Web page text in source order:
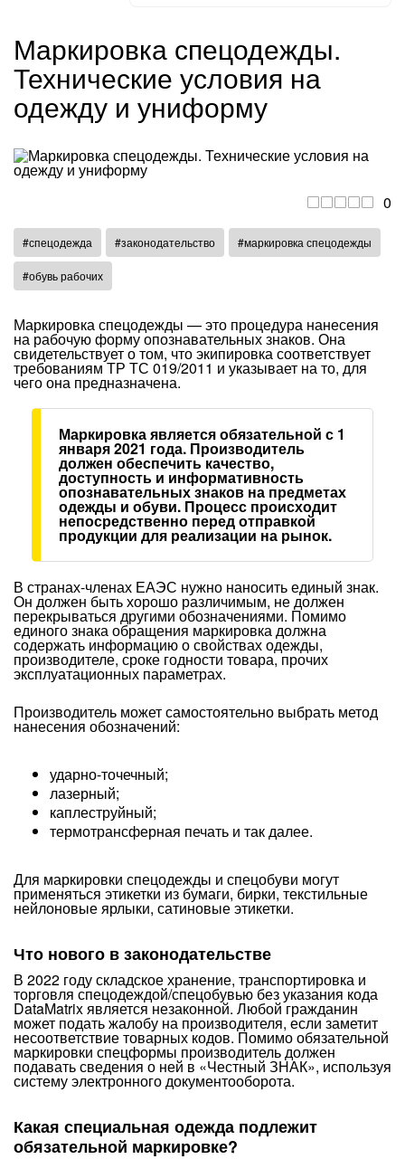
Маркировка спецодежды.
Технические условия на
одежду и униформу
0
#спецодежда #законодательство #маркировка спецодежды
#обувь рабочих
Маркировка спецодежды — это процедура нанесения
на рабочую форму опознавательных знаков. Она
свидетельствует о том, что экипировка соответствует
требованиям ТР ТС 019/2011 и указывает на то, для
чего она предназначена.
Маркировка является обязательной с 1
января 2021 года. Производитель
должен обеспечить качество,
доступность и информативность
опознавательных знаков на предметах
одежды и обуви. Процесс происходит
непосредственно перед отправкой
продукции для реализации на рынок.
В странах-членах ЕАЭС нужно наносить единый знак.
Он должен быть хорошо различимым, не должен
перекрываться другими обозначениями. Помимо
единого знака обращения маркировка должна
содержать информацию о свойствах одежды,
производителе, сроке годности товара, прочих
эксплуатационных параметрах.
Производитель может самостоятельно выбрать метод
нанесения обозначений:
ударно-точечный;
лазерный;
каплеструйный;
термотрансферная печать и так далее.
Для маркировки спецодежды и спецобуви могут
применяться этикетки из бумаги, бирки, текстильные
нейлоновые ярлыки, сатиновые этикетки.
Что нового в законодательстве
В 2022 году складское хранение, транспортировка и
торговля спецодеждой/спецобувью без указания кода
DataMatrix является незаконной. Любой гражданин
может подать жалобу на производителя, если заметит
несоответствие товарных кодов. Помимо обязательной
маркировки спецформы производитель должен
подавать сведения о ней в «Честный ЗНАК», используя
систему электронного документооборота.
Какая специальная одежда подлежит
обязательной маркировке?